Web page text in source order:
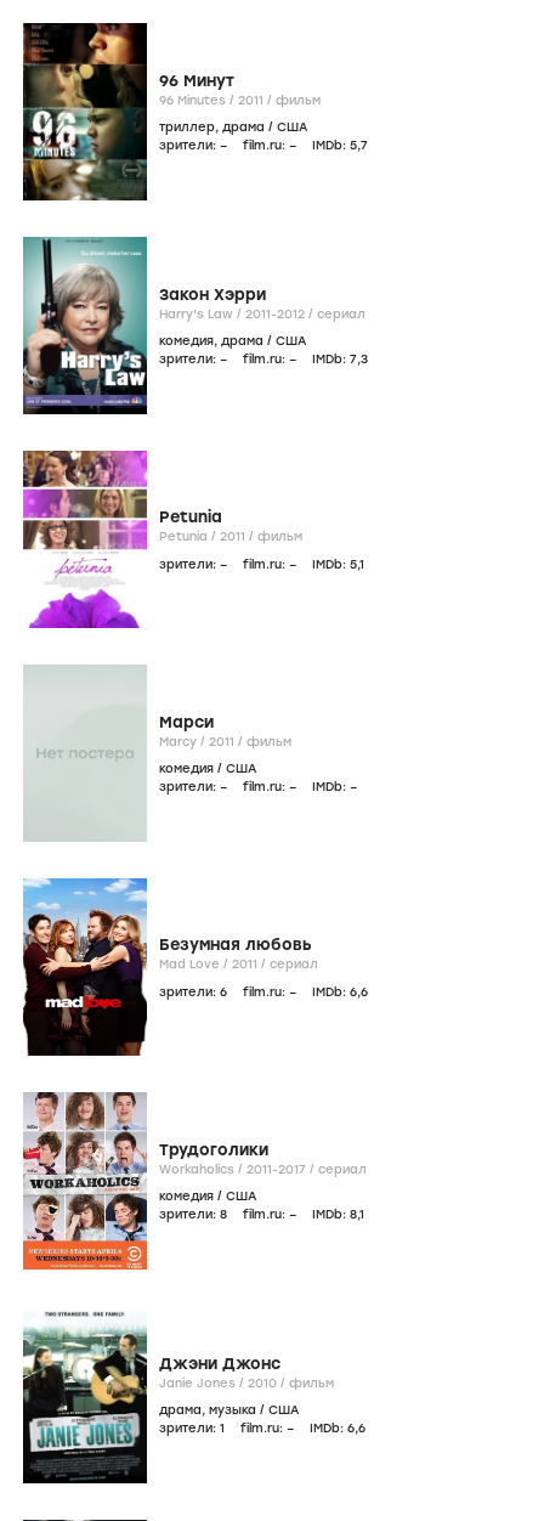
96 Минут
96 Minutes / 2011 / фильм
триллер, драма / США
зрители: – film.ru: – IMDb: 5,7
Закон Хэрри
Harry's Law / 2011-2012 / сериал
комедия, драма / США
зрители: – film.ru: – IMDb: 7,3
Petunia
Petunia / 2011 / фильм
зрители: – film.ru: – IMDb: 5,1
Марси
Marcy / 2011 / фильм
комедия / США
зрители: – film.ru: – IMDb: –
Безумная любовь
Mad Love / 2011 / сериал
зрители: 6 film.ru: – IMDb: 6,6
Трудоголики
Workaholics / 2011-2017 / сериал
комедия / США
зрители: 8 film.ru: – IMDb: 8,1
Джэни Джонс
Janie Jones / 2010 / фильм
драма, музыка / США
зрители: 1 film.ru: – IMDb: 6,6